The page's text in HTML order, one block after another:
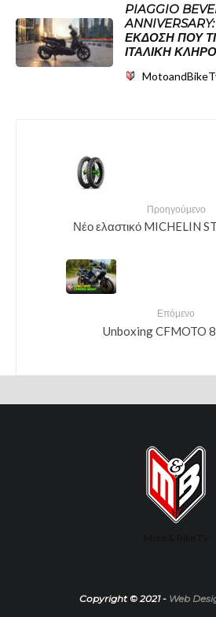
PIAGGIO
ΈΚΔΟΣΗ ΠΟΥ
ΙΤΑΛΙΚΉ
Προηγούμενο
Νέο ελαστικό MICHELIN
Επόμενο
Unboxing CFMOTO
Copyright © 2021 - Web